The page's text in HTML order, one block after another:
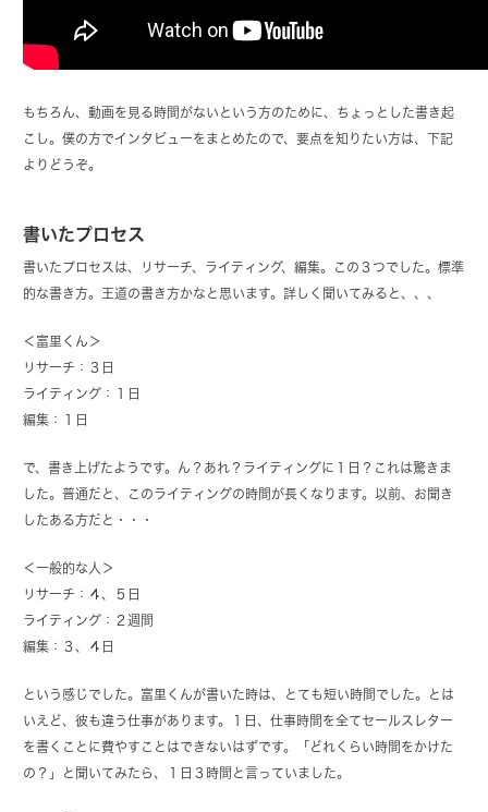
もちろん、動画を見る時間がないという方のために、ちょっとした書き起
こし。僕の方でインタビューをまとめたので、要点を知りたい方は、下記
よりどうぞ。
書いたプロセス
書いたプロセスは、リサーチ、ライティング、編集。この３つでした。標準
的な書き方。王道の書き方かなと思います。詳しく聞いてみると、、、
＜富里くん＞
リサーチ：３日
ライティング：１日
編集：１日
で、書き上げたようです。ん？あれ？ライティングに１日？これは驚きま
した。普通だと、このライティングの時間が長くなります。以前、お聞き
したある方だと・・・
＜一般的な人＞
リサーチ：４、５日
ライティング：２週間
編集：３、４日
という感じでした。富里くんが書いた時は、とても短い時間でした。とは
いえど、彼も違う仕事があります。１日、仕事時間を全てセールスレター
を書くことに費やすことはできないはずです。「どれくらい時間をかけた
の？」と聞いてみたら、１日３時間と言っていました。